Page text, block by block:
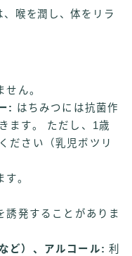
喉を潤し、体をリラ
ん。
: はちみつには抗菌作
ます。 ただし、1歳
ださい（乳児ボツリ
。
誘発することがありま
ど）、アルコール: 利